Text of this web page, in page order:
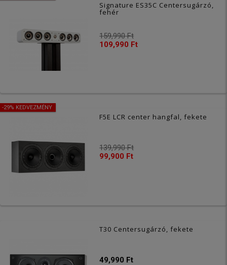
Signature ES35C Centersugárzó,
fehér
159,990 Ft
109,990 Ft
-29% KEDVEZMÉNY
F5E LCR center hangfal, fekete
139,990 Ft
99,900 Ft
T30 Centersugárzó, fekete
49,990 Ft